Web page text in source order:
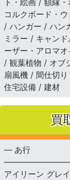
ト・絵画 / 額縁
コルクボード・
/ ハンガー / ハン
ミラー / キャン
ーザー・アロマ
/ 観葉植物 / オブ
扇風機 / 間仕切
住宅設備 / 建材
買
— あ行
アイリーン グレ